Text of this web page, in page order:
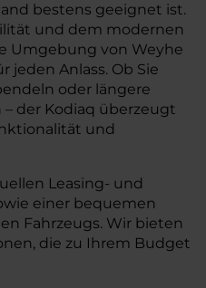
bestens geeignet ist.
und dem modernen
Umgebung von Weyhe
Anlass. Ob Sie
oder längere
der Kodiaq überzeugt
und
Leasing- und
einer bequemen
Fahrzeugs. Wir bieten
die zu Ihrem Budget